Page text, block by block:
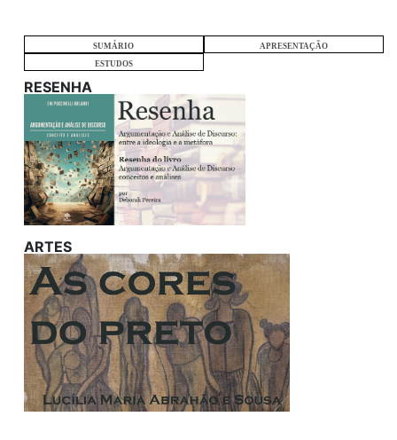
SUMÁRIO
APRESENTAÇÃO
ESTUDOS
RESENHA
ARTES